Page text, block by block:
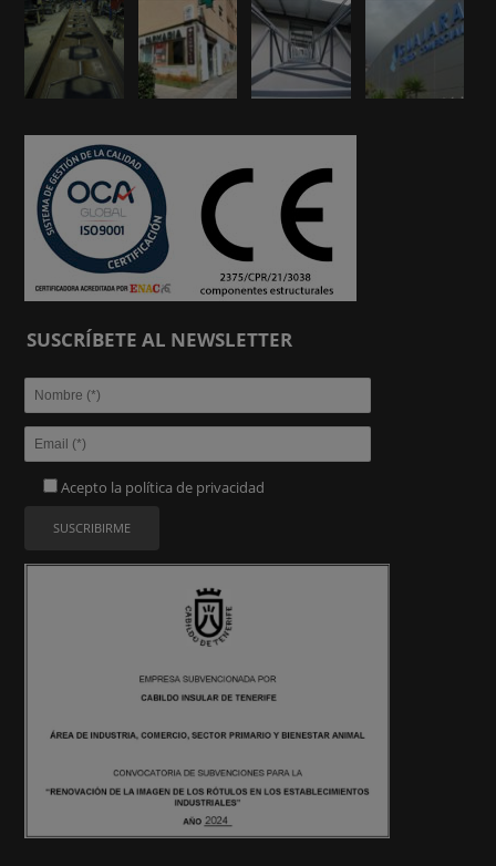
SUSCRÍBETE AL NEWSLETTER
Acepto la política de privacidad